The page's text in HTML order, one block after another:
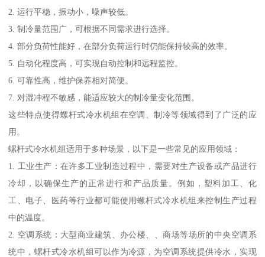
2. 运行平稳，振动小，噪声较低。
3. 制冷量范围广，可根据不同需求进行选择。
4. 部分负荷性能好，在部分负荷运行时仍能保持较高的效率。
5. 自动化程度高，可实现自动控制和远程监控。
6. 可靠性高，维护保养相对简便。
7. 对湿冲程不敏感，能适应较大的制冷量变化范围。
这些特点使得螺杆式冷水机组在空调、制冷等领域得到了广泛的应
用。
螺杆式冷水机组适用于多种场景，以下是一些常见的应用领域：
1. 工业生产：在许多工业制造过程中，需要对生产设备或产品进行
冷却，以确保生产的正常进行和产品质量。例如，塑料加工、化
工、电子、医药等行业都可能使用螺杆式冷水机组来控制生产过程
中的温度。
2. 空调系统：大型商业建筑、办公楼、、商场等场所的中央空调系
统中，螺杆式冷水机组可以作为冷源，为空调系统提供冷水，实现